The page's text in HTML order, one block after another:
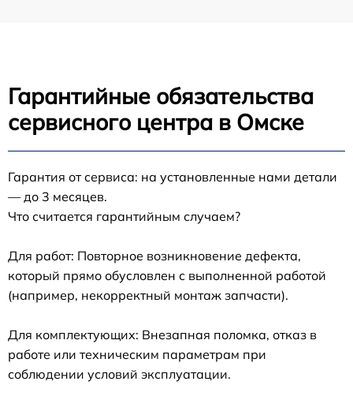
Гарантийные обязательства
сервисного центра в Омске
Гарантия от сервиса: на установленные нами детали
— до 3 месяцев.
Что считается гарантийным случаем?
Для работ: Повторное возникновение дефекта,
который прямо обусловлен с выполненной работой
(например, некорректный монтаж запчасти).
Для комплектующих: Внезапная поломка, отказ в
работе или техническим параметрам при
соблюдении условий эксплуатации.